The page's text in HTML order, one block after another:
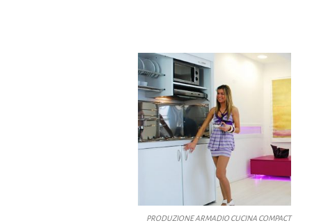
PRODUZIONE ARMADIO CUCINA COMPACT